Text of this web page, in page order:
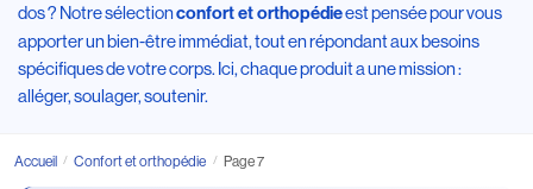
dos ? Notre sélectionconfort et orthopédieest pensée pour vous
apporter un bien-être immédiat, tout en répondant aux besoins
spécifiques de votre corps. Ici, chaque produit a une mission :
alléger, soulager, soutenir.
Accueil / Confort et orthopédie / Page 7